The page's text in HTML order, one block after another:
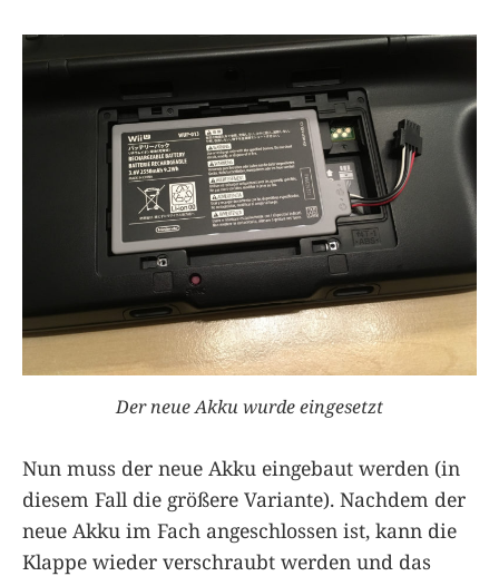
Der neue Akku wurde eingesetzt
Nun muss der neue Akku eingebaut werden (in
diesem Fall die größere Variante). Nachdem der
neue Akku im Fach angeschlossen ist, kann die
Klappe wieder verschraubt werden und das